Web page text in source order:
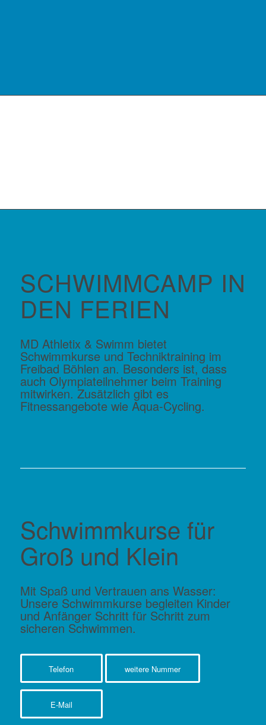
SCHWIMMCAMP IN
DEN FERIEN
MD Athletix & Swimm bietet
Schwimmkurse und Techniktraining im
Freibad Böhlen an. Besonders ist, dass
auch Olympiateilnehmer beim Training
mitwirken. Zusätzlich gibt es
Fitnessangebote wie Aqua-Cycling.
Schwimmkurse für
Groß und Klein
Mit Spaß und Vertrauen ans Wasser:
Unsere Schwimmkurse begleiten Kinder
und Anfänger Schritt für Schritt zum
sicheren Schwimmen.
Telefon weitere Nummer
E-Mail